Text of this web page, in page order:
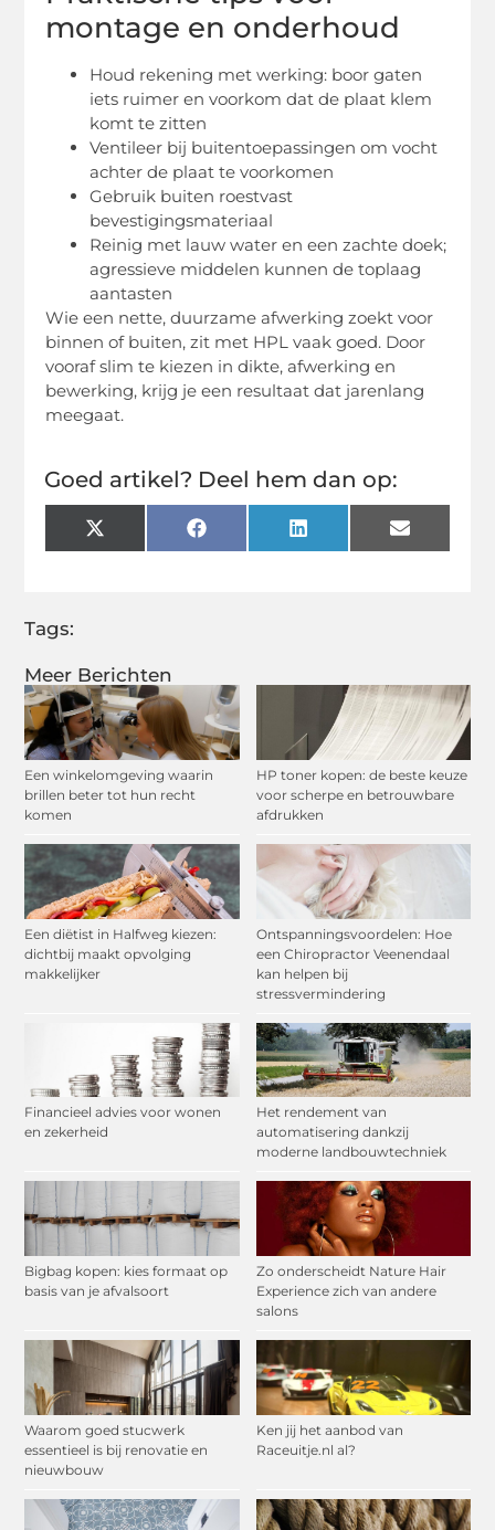
Meer Berichten
Een winkelomgeving waarin
brillen beter tot hun recht
komen
HP toner kopen: de beste keuze
voor scherpe en betrouwbare
afdrukken
Een diëtist in Halfweg kiezen:
dichtbij maakt opvolging
makkelijker
Ontspanningsvoordelen: Hoe
een Chiropractor Veenendaal
kan helpen bij
stressvermindering
Financieel advies voor wonen
en zekerheid
Het rendement van
automatisering dankzij
moderne landbouwtechniek
Bigbag kopen: kies formaat op
basis van je afvalsoort
Zo onderscheidt Nature Hair
Experience zich van andere
salons
Waarom goed stucwerk
essentieel is bij renovatie en
nieuwbouw
Ken jij het aanbod van
Raceuitje.nl al?
montage en onderhoud
Houd rekening met werking: boor gaten
iets ruimer en voorkom dat de plaat klem
komt te zitten
Ventileer bij buitentoepassingen om vocht
achter de plaat te voorkomen
Gebruik buiten roestvast
bevestigingsmateriaal
Reinig met lauw water en een zachte doek;
agressieve middelen kunnen de toplaag
aantasten
Wie een nette, duurzame afwerking zoekt voor
binnen of buiten, zit met HPL vaak goed. Door
vooraf slim te kiezen in dikte, afwerking en
bewerking, krijg je een resultaat dat jarenlang
meegaat.
Goed artikel? Deel hem dan op:
X
(Twitter)
Facebook LinkedIn Email
Tags: